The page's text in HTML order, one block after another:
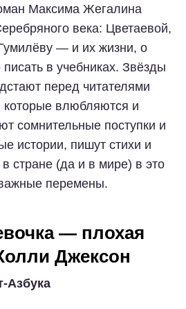
Максима Жегалина
века: Цветаевой,
— и их жизни, о
в учебниках. Звёзды
перед читателями
влюбляются и
сомнительные поступки и
истории, пишут стихи и
стране (да и в мире) в это
перемены.
— плохая
Джексон
Азбука